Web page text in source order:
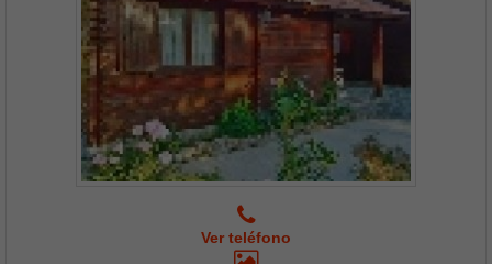
Ver teléfono